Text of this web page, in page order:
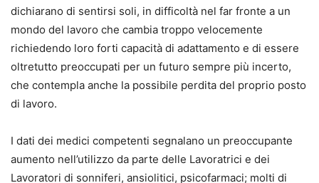
dichiarano di sentirsi soli, in difficoltà nel far fronte a un
mondo del lavoro che cambia troppo velocemente
richiedendo loro forti capacità di adattamento e di essere
oltretutto preoccupati per un futuro sempre più incerto,
che contempla anche la possibile perdita del proprio posto
di lavoro.
I dati dei medici competenti segnalano un preoccupante
aumento nell’utilizzo da parte delle Lavoratrici e dei
Lavoratori di sonniferi, ansiolitici, psicofarmaci; molti di